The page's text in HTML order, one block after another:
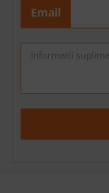
Email